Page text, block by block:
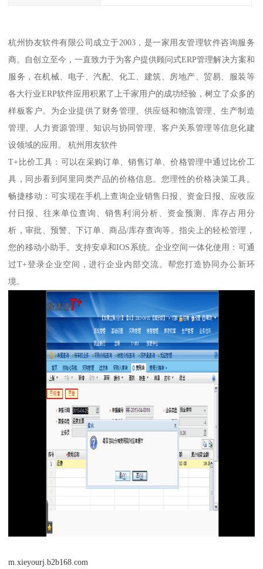
杭州协友软件有限公司成立于2003，是一家用友管理软件咨询服务
商。自创立至今，一直致力于为客户提供顾问式ERP管理解决方案和
服务，在机械、电子、汽配、化工、建筑、房地产、贸易、服装等
各大行业ERP软件应用积累了上千家用户的成功经验，树立了众多的
样板客户。为企业提供了财务管理、供应链和物流管理、生产制造
管理、人力资源管理、知识与协同管理、客户关系管理等信息化建
设领域的应用。 杭州用友软件
T+比价工具：可以在采购订单、销售订单、价格管理中通过比价工
具，同步看到阿里同类产品的价格信息。您理性的价格决策工具。
畅捷移动：可实现在手机上查询企业销售日报、资金日报、应收应
付日报、往来单位查询、销售利润分析、资金预测、库存占用分
析，审批、预警、下订单、商品/库存查询等。指尖上的轻松管理，
您的移动小助手。支持安卓和IOS系统。企业空间一体化使用：可通
过T+登录企业空间，进行企业内部交流。帮您打造协同办公新环
境。
m.xieyourj.b2b168.com